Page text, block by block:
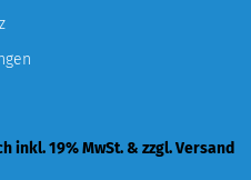
inkl. 19% MwSt. & zzgl. Versand